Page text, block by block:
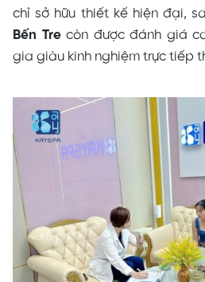
chỉ sở hữu thiết kế hiện đại,
Bến Tre còn được đánh giá
gia giàu kinh nghiệm trực tiếp